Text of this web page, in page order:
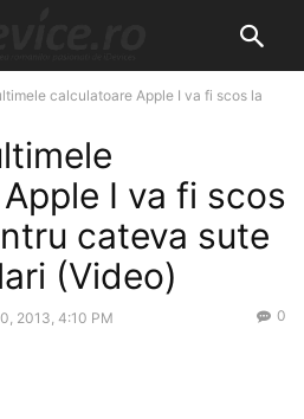
calculatoare Apple I va fi scos la
I va fi scos
cateva sute
(Video)
2013, 4:10 PM 0